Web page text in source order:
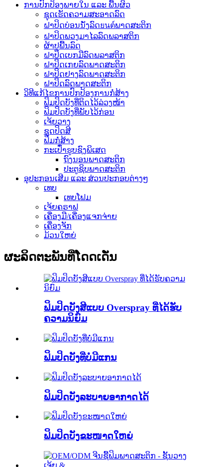
ການປົກປ້ອງພາຍໃນ ແລະ ພື້ນຜິວ
ຊຸດເຮັດຄວາມສະອາດລົດ
ຝາປິດບ່ອນນັ່ງລົດยนต์ພາດສະຕິກ
ຝາປິດພວງມາໄລລົດພລາສຕິກ
ຜ້າປູພື້ນລົດ
ຝາປິດເບກມືລົດພລາສຕິກ
ຝາປິດເກຍລົດພາດສະຕິກ
ຝາປິດຢາງລົດພາດສະຕິກ
ຝາປິດລົດພາດສະຕິກ
ວິທີແກ້ໄຂການປົກປ້ອງການກໍ່ສ້າງ
ຟິມປິດບັງທີ່ຕິດໄວ້ລ່ວງໜ້າ
ຟິມປິດບັງທີ່ພັບໄວ້ກ່ອນ
ເຈ້ຍວາງ
ຊຸດປິດສີ
ຟິມກໍ່ສ້າງ
ກະເປົ໋າຮູບຊົງພິເສດ
ຖົງນອນພາດສະຕິກ
ປະຕູຊິບພາດສະຕິກ
ອຸປະກອນເສີມ ແລະ ສ່ວນປະກອບຕ່າງໆ
ເທບ
ເທບໂຟມ
ເຈ້ຍຄຣາຟ
ເຄື່ອງມື/ເຄື່ອງແຈກຈ່າຍ
ເຄື່ອງຈັກ
ມ້ວນໃຫຍ່
ຜະລິດຕະພັນທີ່ໂດດເດັ່ນ
ຟິມປິດບັງສີແບບ Overspray ທີ່ໄດ້ຮັບ
ຄວາມນິຍົມ
ຟິມປິດບັງທີ່ບໍ່ມີແກນ
ຟິມປິດບັງລະບາຍອາກາດໄດ້
ຟິມປິດບັງຂະໜາດໃຫຍ່